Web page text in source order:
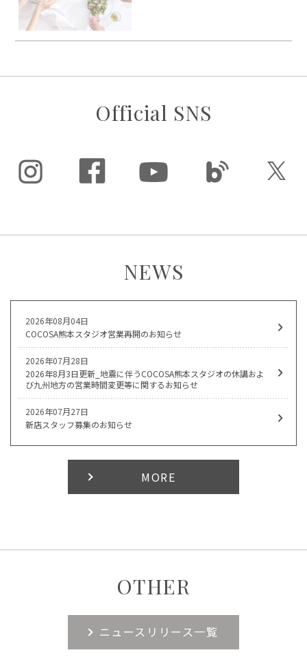
Official SNS
NEWS
2026年08月04日
COCOSA熊本スタジオ営業再開のお知らせ
2026年07月28日
2026年8月3日更新_地震に伴うCOCOSA熊本スタジオの休講およ
び九州地方の営業時間変更等に関するお知らせ
2026年07月27日
新店スタッフ募集のお知らせ
MORE
OTHER
ニュースリリース一覧